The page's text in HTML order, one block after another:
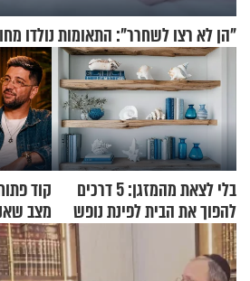
"הן לא רצו לשחרר": התאומות נולדו
בלי לצאת מהמזגן: 5 דרכים
להפוך את הבית לפינת נופש
מעוצבת
קוד
מצב
בבוקר